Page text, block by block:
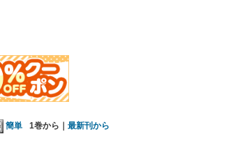
簡単 1巻から｜ 最新刊から